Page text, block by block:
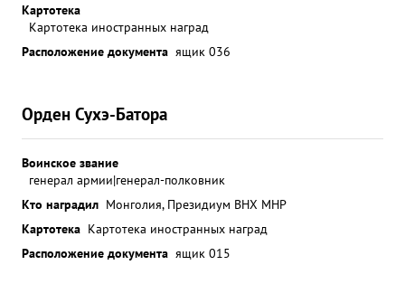
Картотека
Картотека иностранных наград
Расположение документа ящик 036
Орден Сухэ-Батора
Воинское звание
генерал армии|генерал-полковник
Кто наградил Монголия, Президиум ВНХ МНР
Картотека Картотека иностранных наград
Расположение документа ящик 015